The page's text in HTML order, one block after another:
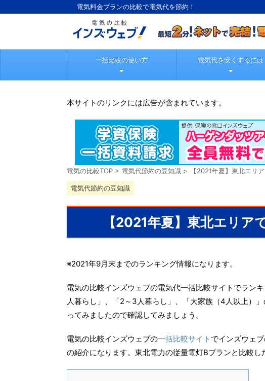
電気料金プランの比較で電気代を節約！
一括比較の使い方 電気代を安くするには
本サイトのリンクには広告が含まれています。
電気の比較TOP > 電気代節約の豆知識 > 【2021年夏】東北エリ
電気代節約の豆知識
【2021年夏】東北エリア
※2021年9月末までのランキング情報になります。
電気の比較インズウェブの電気代一括比較サイトでラン
人暮らし」、「2～3人暮らし」、「大家族（4人以上）
ってみましたので確認してみましょう。
電気の比較インズウェブの一括比較サイト でインズウェ
の紹介になります。東北電力の従量電灯Bプランと比較し